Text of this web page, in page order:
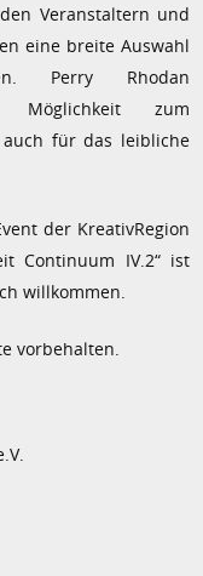
Veranstaltern und
eine breite Auswahl
Perry Rhodan
Möglichkeit zum
für das leibliche
der KreativRegion
Continuum IV.2“ ist
willkommen.
vorbehalten.